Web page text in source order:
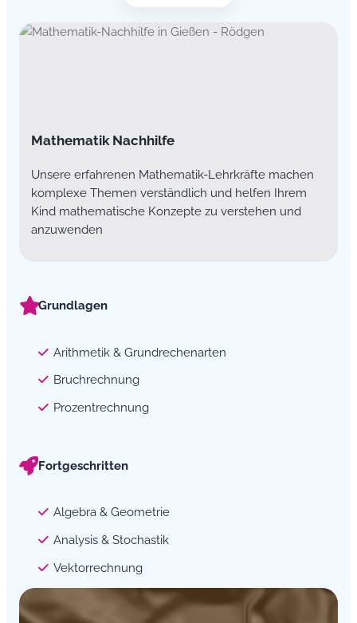
Mathematik Nachhilfe
Unsere erfahrenen Mathematik-Lehrkräfte machen
komplexe Themen verständlich und helfen Ihrem
Kind mathematische Konzepte zu verstehen und
anzuwenden
Grundlagen
Arithmetik & Grundrechenarten
Bruchrechnung
Prozentrechnung
Fortgeschritten
Algebra & Geometrie
Analysis & Stochastik
Vektorrechnung